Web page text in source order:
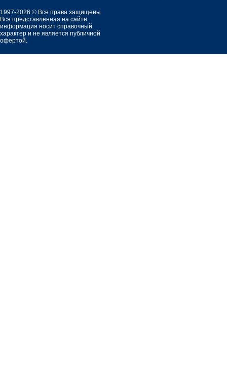
1997-2026 © Все права защищены
Вся представленная на сайте
информация носит справочный
характер и не является публичной
офертой.